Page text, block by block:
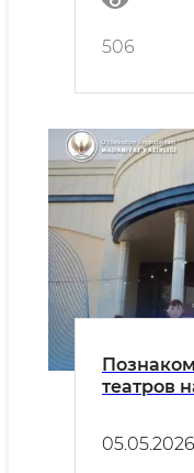
506
театров
05.05.2026